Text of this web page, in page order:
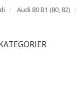
Audi 80 B1 (80, 82)